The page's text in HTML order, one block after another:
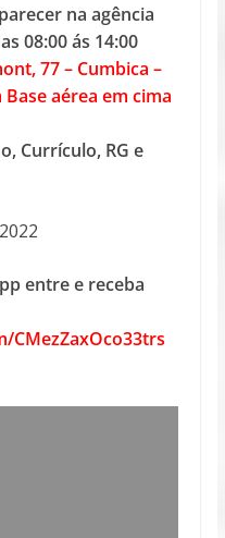
na agência
08:00 ás 14:00
77 – Cumbica –
aérea em cima
Currículo, RG e
entre e receba
CMezZaxOco33trs